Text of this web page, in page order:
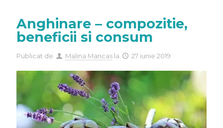
Anghinare – compozitie,
beneficii si consum
Publicat de Malina Mancas la 27 iunie 2019